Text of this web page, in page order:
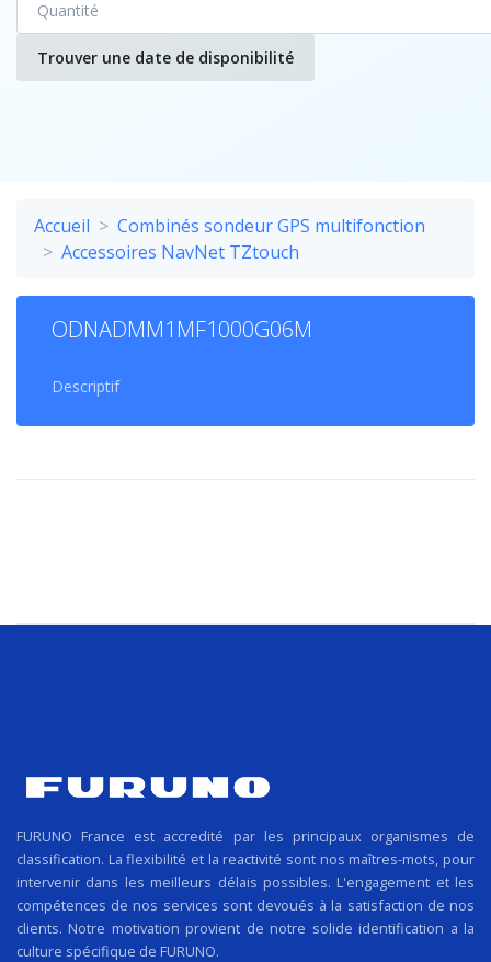
Trouver une date de disponibilité
Accueil
Combinés sondeur GPS multifonction
Accessoires NavNet TZtouch
ODNADMM1MF1000G06M
Descriptif
FURUNO France est accredité par les principaux organismes de
classification. La flexibilité et la reactivité sont nos maîtres-mots, pour
intervenir dans les meilleurs délais possibles. L'engagement et les
compétences de nos services sont devoués à la satisfaction de nos
clients. Notre motivation provient de notre solide identification a la
culture spécifique de FURUNO.